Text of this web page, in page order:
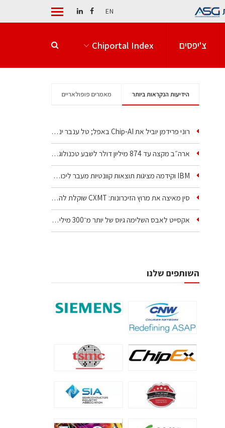
EN
צ'יפסים Chiportal Index
הידיעות הנקראות ביותר מאמרים פופולאריים
רוני פרידמן יוביל את Chip‑AI באפל; טל ענבר ינהל את…
ארה״ב מקצה עד 874 מיליון דולר לשבע טכנולוגיות שבבים…
IBM וקידמה מציגות תוצאות קוונטיות מעבר ליכולת…
סין מאיצה את מרוץ הזיכרונות: CXMT שוקלת להקים מפעל…
אקסייט לאבס השלימה גיוס של יותר מ־300 מיליון דולר…
השותפים שלנו